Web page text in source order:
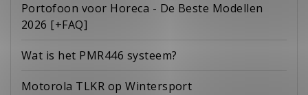
Portofoon voor Horeca - De Beste Modellen
2026 [+FAQ]
Wat is het PMR446 systeem?
Motorola TLKR op Wintersport